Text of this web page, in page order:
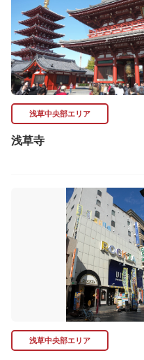
浅草中央部エリア
浅草寺
浅草中央部エリア